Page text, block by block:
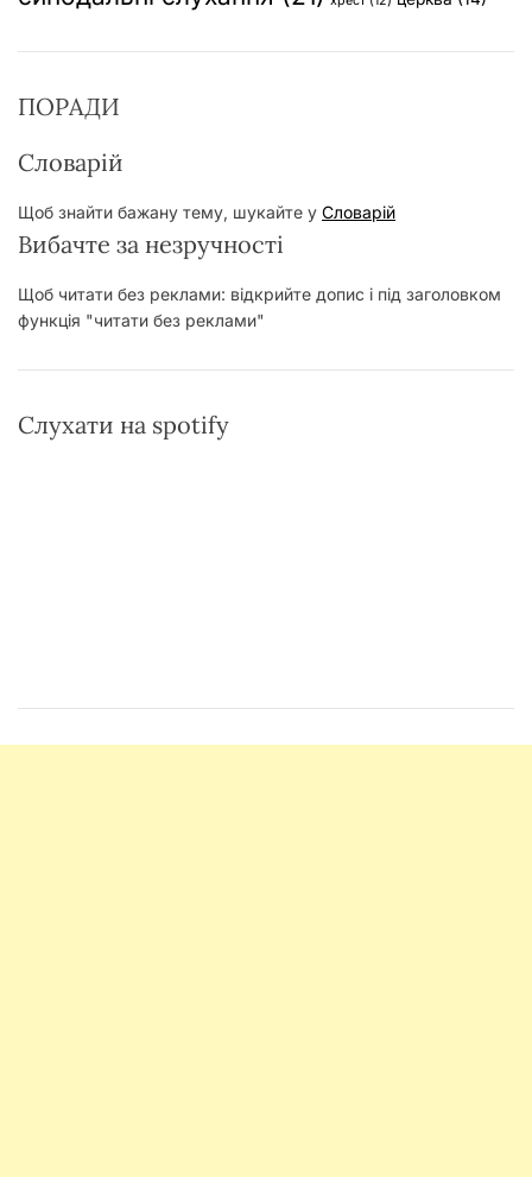
ПОРАДИ
Словарій
Щоб знайти бажану тему, шукайте у Словарій
Вибачте за незручності
Щоб читати без реклами: відкрийте допис і під заголовком
функція "читати без реклами"
Слухати на spotify